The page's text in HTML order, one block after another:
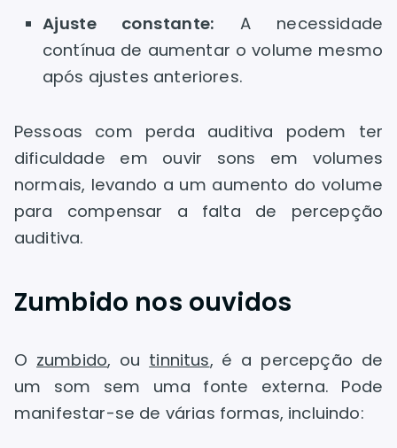
Ajuste constante: A necessidade
contínua de aumentar o volume mesmo
após ajustes anteriores.
Pessoas com perda auditiva podem ter
dificuldade em ouvir sons em volumes
normais, levando a um aumento do volume
para compensar a falta de percepção
auditiva.
Zumbido nos ouvidos
O zumbido, ou tinnitus, é a percepção de
um som sem uma fonte externa. Pode
manifestar-se de várias formas, incluindo: